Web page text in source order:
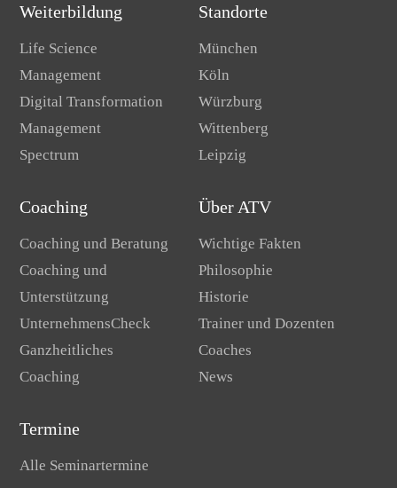
Weiterbildung
Life Science
Management
Digital Transformation
Management
Spectrum
Coaching
Coaching und Beratung
Coaching und
Unterstützung
UnternehmensCheck
Ganzheitliches
Coaching
Termine
Alle Seminartermine
Standorte
München
Köln
Würzburg
Wittenberg
Leipzig
Über ATV
Wichtige Fakten
Philosophie
Historie
Trainer und Dozenten
Coaches
News